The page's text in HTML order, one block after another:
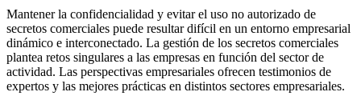
Mantener la confidencialidad y evitar el uso no autorizado de
secretos comerciales puede resultar difícil en un entorno empresarial
dinámico e interconectado. La gestión de los secretos comerciales
plantea retos singulares a las empresas en función del sector de
actividad. Las perspectivas empresariales ofrecen testimonios de
expertos y las mejores prácticas en distintos sectores empresariales.